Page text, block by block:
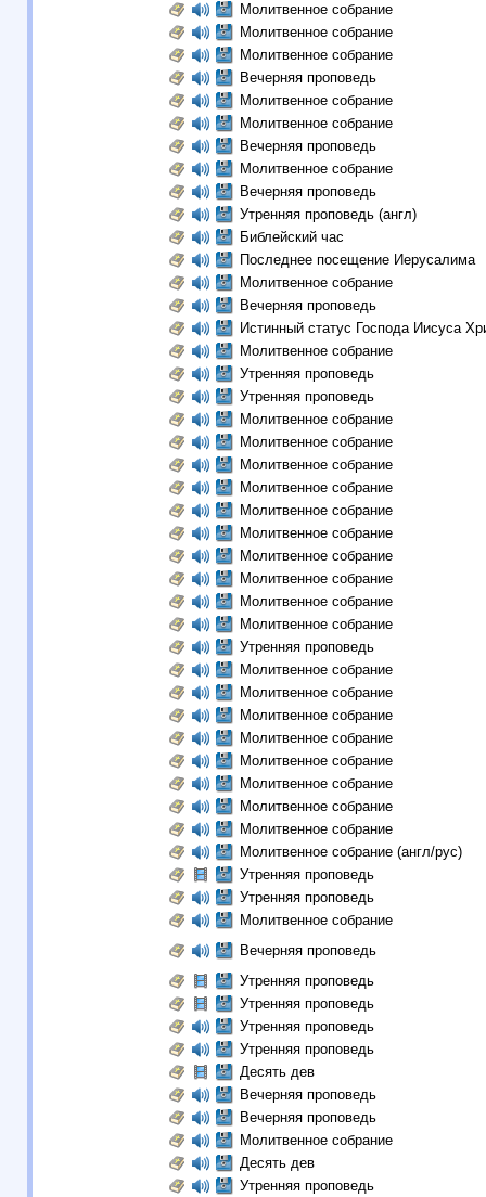
Молитвенное собрание
Молитвенное собрание
Молитвенное собрание
Вечерняя проповедь
Молитвенное собрание
Молитвенное собрание
Вечерняя проповедь
Молитвенное собрание
Вечерняя проповедь
Утренняя проповедь (англ)
Библейский час
Последнее посещение Иерусалима
Молитвенное собрание
Вечерняя проповедь
Истинный статус Господа Иисуса
Молитвенное собрание
Утренняя проповедь
Утренняя проповедь
Молитвенное собрание
Молитвенное собрание
Молитвенное собрание
Молитвенное собрание
Молитвенное собрание
Молитвенное собрание
Молитвенное собрание
Молитвенное собрание
Молитвенное собрание
Молитвенное собрание
Утренняя проповедь
Молитвенное собрание
Молитвенное собрание
Молитвенное собрание
Молитвенное собрание
Молитвенное собрание
Молитвенное собрание
Молитвенное собрание
Молитвенное собрание
Молитвенное собрание (англ/рус)
Утренняя проповедь
Утренняя проповедь
Молитвенное собрание
Вечерняя проповедь
Утренняя проповедь
Утренняя проповедь
Утренняя проповедь
Утренняя проповедь
Десять дев
Вечерняя проповедь
Вечерняя проповедь
Молитвенное собрание
Десять дев
Утренняя проповедь